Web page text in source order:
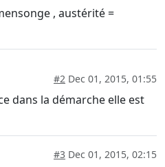
, austérité =
#2 Dec 01, 2015, 01:55
dans la démarche elle est
#3 Dec 01, 2015, 02:15